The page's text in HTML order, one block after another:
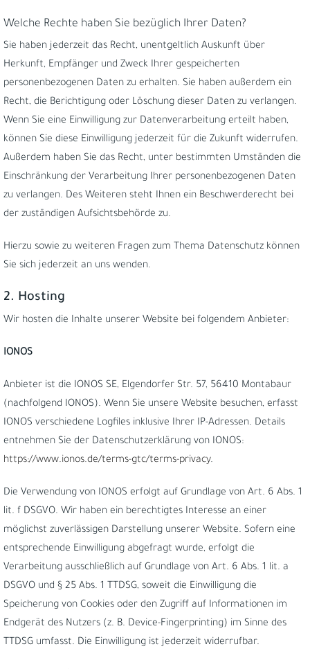
Welche Rechte haben Sie bezüglich Ihrer Daten?
Sie haben jederzeit das Recht, unentgeltlich Auskunft über
Herkunft, Empfänger und Zweck Ihrer gespeicherten
personenbezogenen Daten zu erhalten. Sie haben außerdem ein
Recht, die Berichtigung oder Löschung dieser Daten zu verlangen.
Wenn Sie eine Einwilligung zur Datenverarbeitung erteilt haben,
können Sie diese Einwilligung jederzeit für die Zukunft widerrufen.
Außerdem haben Sie das Recht, unter bestimmten Umständen die
Einschränkung der Verarbeitung Ihrer personenbezogenen Daten
zu verlangen. Des Weiteren steht Ihnen ein Beschwerderecht bei
der zuständigen Aufsichtsbehörde zu.
Hierzu sowie zu weiteren Fragen zum Thema Datenschutz können
Sie sich jederzeit an uns wenden.
2. Hosting
Wir hosten die Inhalte unserer Website bei folgendem Anbieter:
IONOS
Anbieter ist die IONOS SE, Elgendorfer Str. 57, 56410 Montabaur
(nachfolgend IONOS). Wenn Sie unsere Website besuchen, erfasst
IONOS verschiedene Logfiles inklusive Ihrer IP-Adressen. Details
entnehmen Sie der Datenschutzerklärung von IONOS:
https://www.ionos.de/terms-gtc/terms-privacy.
Die Verwendung von IONOS erfolgt auf Grundlage von Art. 6 Abs. 1
lit. f DSGVO. Wir haben ein berechtigtes Interesse an einer
möglichst zuverlässigen Darstellung unserer Website. Sofern eine
entsprechende Einwilligung abgefragt wurde, erfolgt die
Verarbeitung ausschließlich auf Grundlage von Art. 6 Abs. 1 lit. a
DSGVO und § 25 Abs. 1 TTDSG, soweit die Einwilligung die
Speicherung von Cookies oder den Zugriff auf Informationen im
Endgerät des Nutzers (z. B. Device-Fingerprinting) im Sinne des
TTDSG umfasst. Die Einwilligung ist jederzeit widerrufbar.